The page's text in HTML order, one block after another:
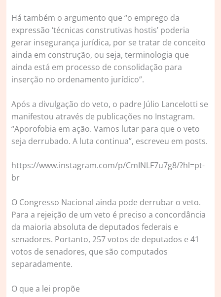
Há também o argumento que “o emprego da
expressão ‘técnicas construtivas hostis’ poderia
gerar insegurança jurídica, por se tratar de conceito
ainda em construção, ou seja, terminologia que
ainda está em processo de consolidação para
inserção no ordenamento jurídico”.
Após a divulgação do veto, o padre Júlio Lancelotti se
manifestou através de publicações no Instagram.
“Aporofobia em ação. Vamos lutar para que o veto
seja derrubado. A luta continua”, escreveu em posts.
https://www.instagram.com/p/CmINLF7u7g8/?hl=pt-
br
O Congresso Nacional ainda pode derrubar o veto.
Para a rejeição de um veto é preciso a concordância
da maioria absoluta de deputados federais e
senadores. Portanto, 257 votos de deputados e 41
votos de senadores, que são computados
separadamente.
O que a lei propõe